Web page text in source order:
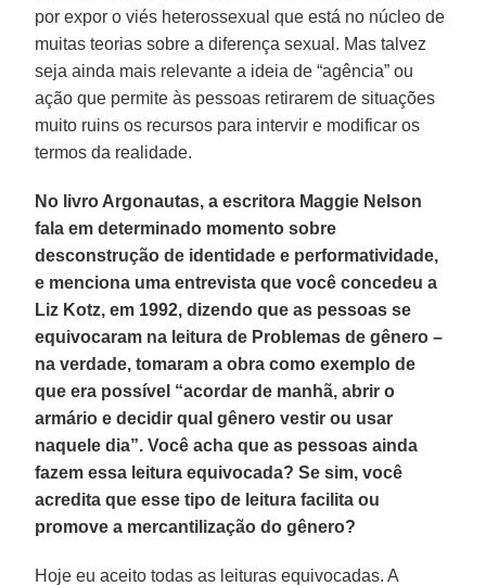
por expor o viés heterossexual que está no núcleo de
muitas teorias sobre a diferença sexual. Mas talvez
seja ainda mais relevante a ideia de “agência” ou
ação que permite às pessoas retirarem de situações
muito ruins os recursos para intervir e modificar os
termos da realidade.
No livro Argonautas, a escritora Maggie Nelson
fala em determinado momento sobre
desconstrução de identidade e performatividade,
e menciona uma entrevista que você concedeu a
Liz Kotz, em 1992, dizendo que as pessoas se
equivocaram na leitura de Problemas de gênero –
na verdade, tomaram a obra como exemplo de
que era possível “acordar de manhã, abrir o
armário e decidir qual gênero vestir ou usar
naquele dia”. Você acha que as pessoas ainda
fazem essa leitura equivocada? Se sim, você
acredita que esse tipo de leitura facilita ou
promove a mercantilização do gênero?
Hoje eu aceito todas as leituras equivocadas. A